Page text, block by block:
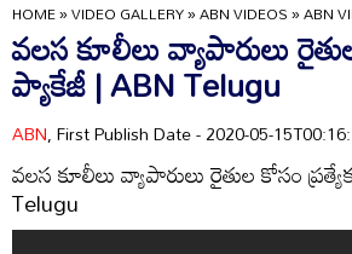
HOME»VIDEO GALLERY»ABN VIDEOS»ABN
వలస కూలీలు వ్యాపారులు
ప్యాకేజీ | ABN Telugu
ABN, First Publish Date - 2020-05-
వలస కూలీలు వ్యాపారులు రైతుల కోసం
Telugu